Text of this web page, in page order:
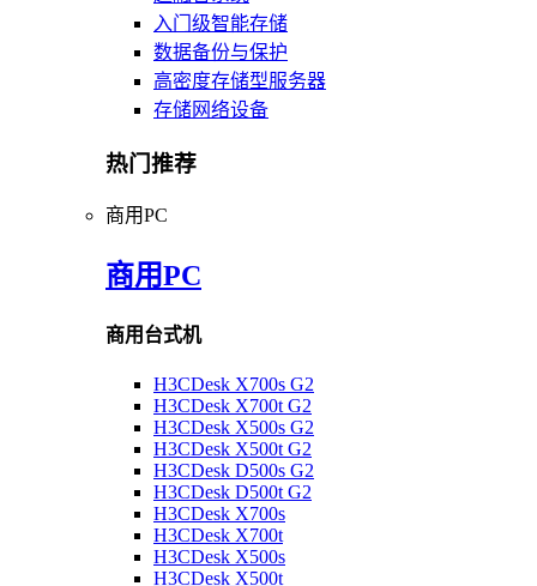
入门级智能存储
数据备份与保护
高密度存储型服务器
存储网络设备
热门推荐
商用PC
商用PC
商用台式机
H3CDesk X700s G2
H3CDesk X700t G2
H3CDesk X500s G2
H3CDesk X500t G2
H3CDesk D500s G2
H3CDesk D500t G2
H3CDesk X700s
H3CDesk X700t
H3CDesk X500s
H3CDesk X500t